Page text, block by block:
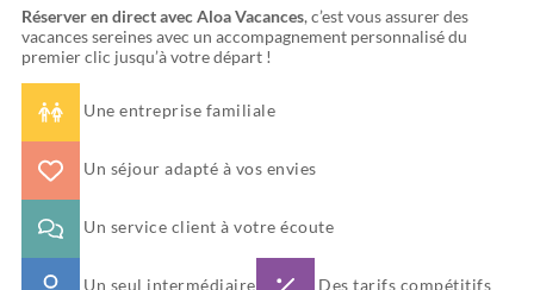
Réserver en direct avec Aloa Vacances, c’est vous assurer des
vacances sereines avec un accompagnement personnalisé du
premier clic jusqu’à votre départ !
Une entreprise familiale
Un séjour adapté à vos envies
Un service client à votre écoute
Un seul intermédiaire Des tarifs compétitifs